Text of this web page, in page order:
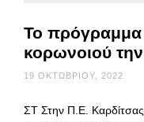
Το πρόγραμμα
κορωνοιού
19 ΟΚΤΩΒΡΊΟΥ, 2022
ΣΤ Στην Π.Ε.